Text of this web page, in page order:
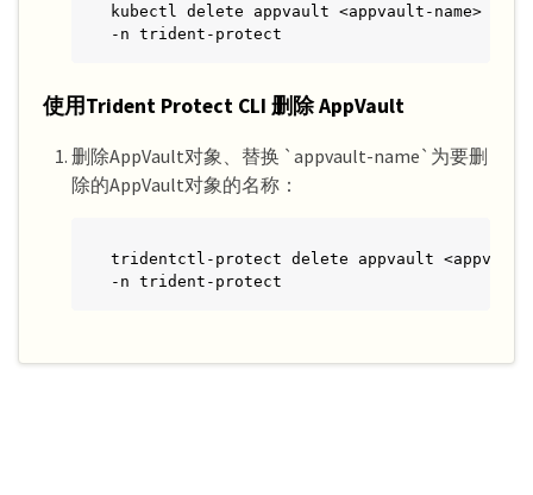
kubectl delete appvault <appvault-name> \
-n trident-protect
使用Trident Protect CLI 删除 AppVault
删除AppVault对象、替换 `appvault-name`为要删
除的AppVault对象的名称：
tridentctl-protect delete appvault <appvault-
-n trident-protect